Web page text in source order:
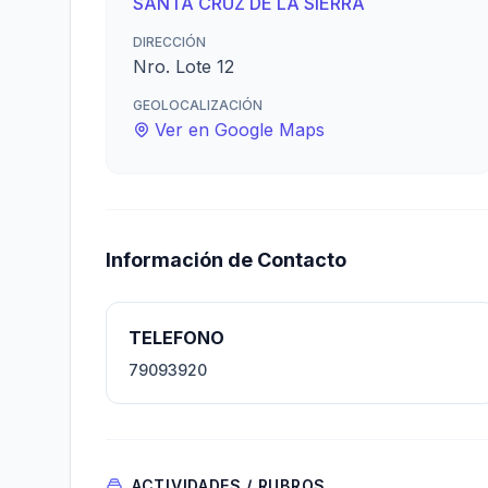
DIRECCIÓN
Nro. Lote 12
GEOLOCALIZACIÓN
Ver en Google Maps
Información de Contacto
TELEFONO
79093920